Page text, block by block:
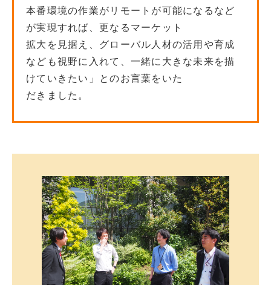
本番環境の作業がリモートが可能になるなど
が実現すれば、更なるマーケット
拡大を見据え、グローバル人材の活用や育成
なども視野に入れて、一緒に大きな未来を描
けていきたい」とのお言葉をいた
だきました。